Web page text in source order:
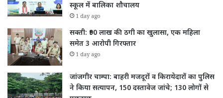
स्कूल में बालिका शौचालय
1 day ago
सक्ती: ₹90 लाख की ठगी का खुलासा, एक महिला
समेत 3 आरोपी गिरफ्तार
1 day ago
जांजगीर चाम्पा: बाहरी मजदूरों व किरायेदारों का पुलिस
ने किया सत्यापन, 150 दस्तावेज जांचे; 130 लोगों से